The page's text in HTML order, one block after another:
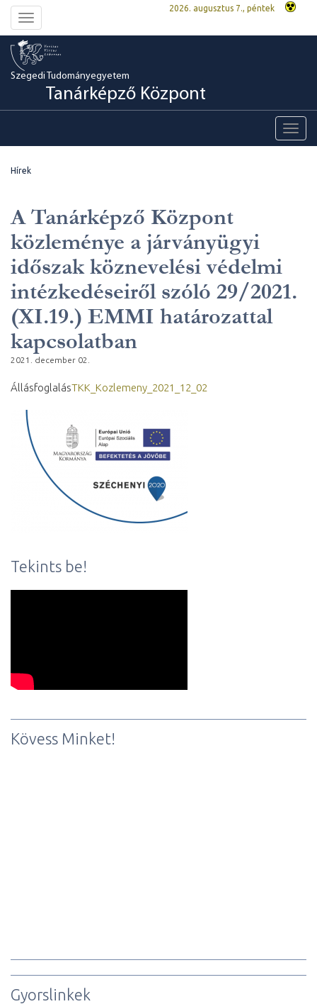
Toggle
navigation
2026. augusztus 7., péntek
Szegedi Tudományegyetem
Tanárképző Központ
Hírek
A Tanárképző Központ
közleménye a járványügyi
időszak köznevelési védelmi
intézkedéseiről szóló 29/2021.
(XI.19.) EMMI határozattal
kapcsolatban
2021. december 02.
ÁllásfoglalásTKK_Kozlemeny_2021_12_02
Tekints be!
Kövess Minket!
Gyorslinkek